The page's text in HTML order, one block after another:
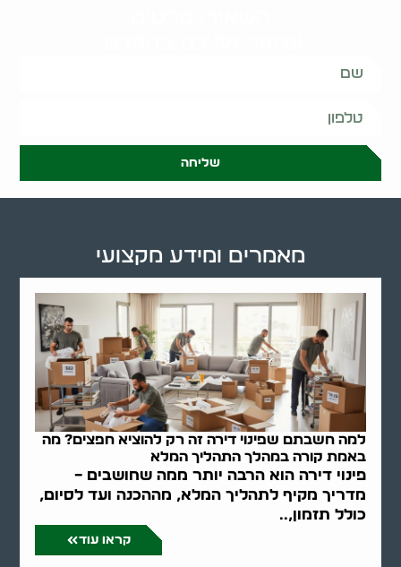
שליחה
למה חשבתם שפינוי דירה זה רק להוציא חפצים? מה
באמת קורה במהלך התהליך המלא
פינוי דירה הוא הרבה יותר ממה שחושבים –
מדריך מקיף לתהליך המלא, מההכנה ועד לסיום,
כולל תזמון,..
קראו עוד
מאמרים ומידע מקצועי